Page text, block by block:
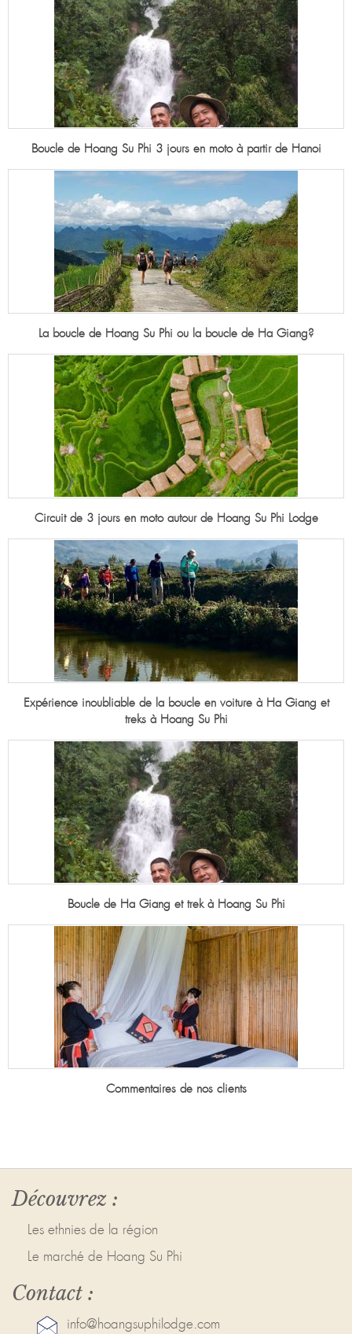
Boucle de Hoang Su Phi 3 jours en moto à partir de Hanoi
La boucle de Hoang Su Phi ou la boucle de Ha Giang?
Circuit de 3 jours en moto autour de Hoang Su Phi Lodge
Expérience inoubliable de la boucle en voiture à Ha Giang et
treks à Hoang Su Phi
Boucle de Ha Giang et trek à Hoang Su Phi
Commentaires de nos clients
Découvrez :
Les ethnies de la région
Le marché de Hoang Su Phi
Contact :
info@hoangsuphilodge.com